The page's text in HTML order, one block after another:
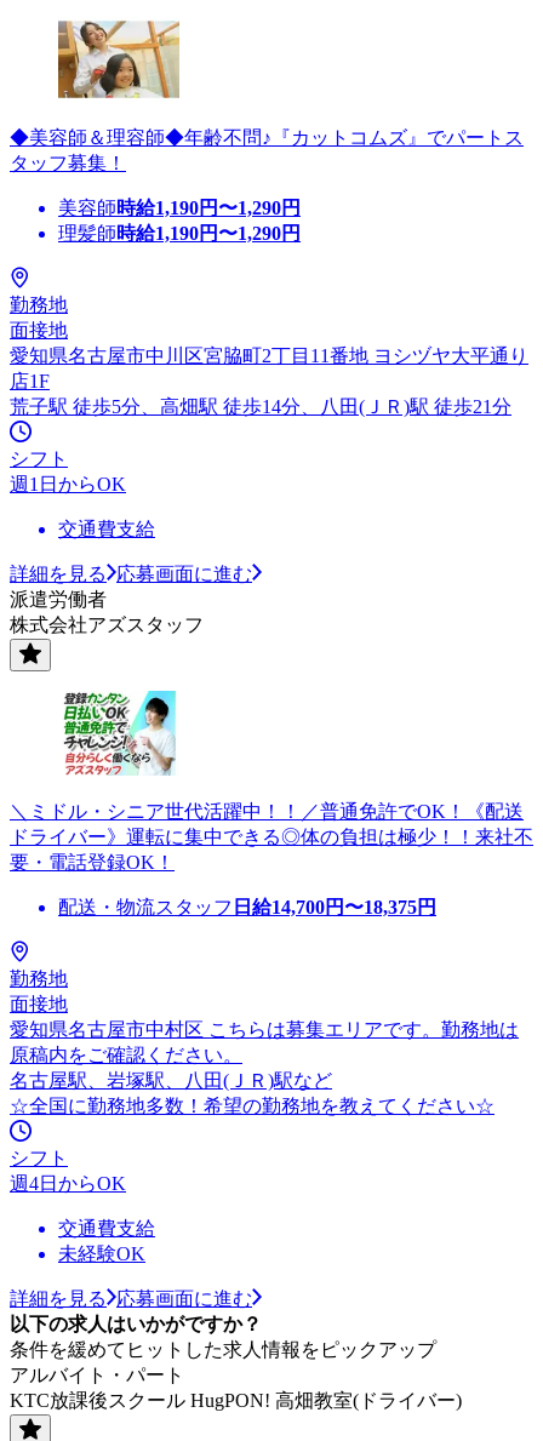
◆美容師＆理容師◆年齢不問♪『カットコムズ』でパートス
タッフ募集！
美容師時給1,190円〜1,290円
理髪師時給1,190円〜1,290円
勤務地
面接地
愛知県名古屋市中川区宮脇町2丁目11番地 ヨシヅヤ大平通り
店1F
荒子駅 徒歩5分、高畑駅 徒歩14分、八田(ＪＲ)駅 徒歩21分
シフト
週1日からOK
交通費支給
詳細を見る
応募画面に進む
派遣労働者
株式会社アズスタッフ
＼ミドル・シニア世代活躍中！！／普通免許でOK！《配送
ドライバー》運転に集中できる◎体の負担は極少！！来社不
要・電話登録OK！
配送・物流スタッフ 日給14,700円〜18,375円
勤務地
面接地
愛知県名古屋市中村区 こちらは募集エリアです。勤務地は
原稿内をご確認ください。
名古屋駅、岩塚駅、八田(ＪＲ)駅など
☆全国に勤務地多数！希望の勤務地を教えてください☆
シフト
週4日からOK
交通費支給
未経験OK
詳細を見る
応募画面に進む
以下の求人はいかがですか？
条件を緩めてヒットした求人情報をピックアップ
アルバイト・パート
KTC放課後スクール HugPON! 高畑教室(ドライバー)